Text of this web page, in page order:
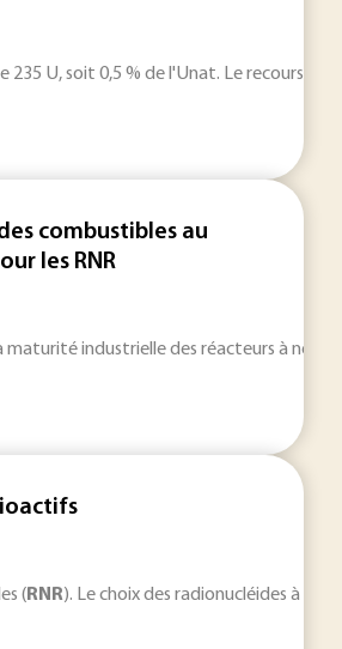
235 U, soit 0,5 % de l'Unat. Le recours à
combustibles au
les RNR
maturité industrielle des réacteurs à
(RNR). Le choix des radionucléides à